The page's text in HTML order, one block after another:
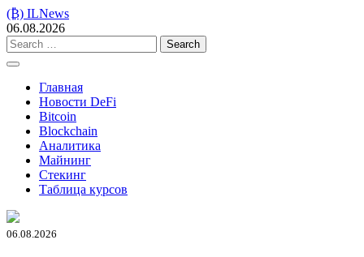
Skip
to
content
(₿) ILNews
06.08.2026
Search
for:
Главная
Новости DeFi
Bitcoin
Blockchain
Аналитика
Майнинг
Стекинг
Таблица курсов
06.08.2026